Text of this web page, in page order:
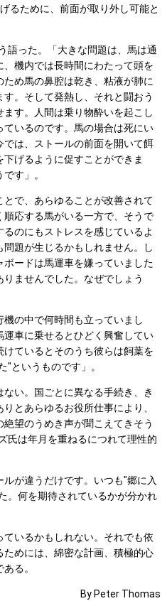
るために、前面が取り外し可能と
った。「大きな問題は、馬は通
機内では長時間にわたって頭を
め馬の鼻腔は乾き、粘液が肺に
。そして発熱し、それと闘おう
す。人間は乗り物酔いを起こし
いるのです。馬の場合は死にい
は、ストールの前面を開いて餌
げるように促すことができま
す」。
で、あらゆることが改善されて
応する馬がいる一方で、そうで
のにもストレスを感じているよ
題が生じるかもしれません。し
ードは馬運車を嫌っていました
ませんでした。なぜでしょう
の中で何時間も立っていまし
車に乗せるとひどく興奮してい
ているとそのうち彼らは飼葉を
"というものです」。
い。国ごとに異なる手続き、き
とあらゆるお役所仕事により、
望のうめき声が聞こえてきそう
氏は年月を重ねるにつれて理性的
が違うだけです。いつも"郷に入
。何を期待されているかが分かれ
いるかもしれない。それでも依
めには、綿密な計画、積極的心
る。
By Peter Thomas